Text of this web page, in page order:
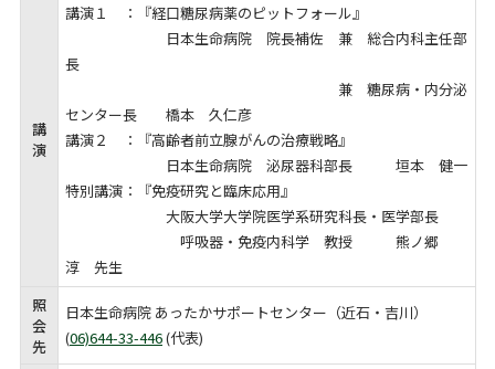
講
演
講演１ ：『経口糖尿病薬のピットフォール』
日本生命病院 院長補佐 兼 総合内科主任部
長
兼 糖尿病・内分泌
センター長 橋本 久仁彦
講演２ ：『高齢者前立腺がんの治療戦略』
日本生命病院 泌尿器科部長 垣本 健一
特別講演：『免疫研究と臨床応用』
大阪大学大学院医学系研究科長・医学部長
呼吸器・免疫内科学 教授 熊ノ郷
淳 先生
照
会
先
日本生命病院 あったかサポートセンター（近石・吉川）
(06)644-33-446(代表)